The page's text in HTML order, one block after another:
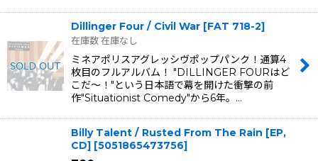
Dillinger Four / Civil War [FAT 718-2]
在庫数 在庫なし
ミネアポリスアグレッシヴポップパンク！通算4
枚目のフルアルバム！ "DILLINGER FOURはど
こだ〜！"という日本語で幕を開けた衝撃の前
作"Situationist Comedy"から6年。…
Billy Talent / Rusted From The Rain [EP,
CD] [5051865473756]